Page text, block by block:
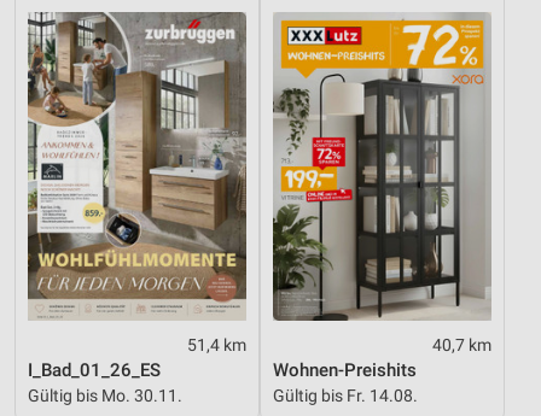
51,4 km
I_Bad_01_26_ES
Gültig bis Mo. 30.11.
40,7 km
Wohnen-Preishits
Gültig bis Fr. 14.08.